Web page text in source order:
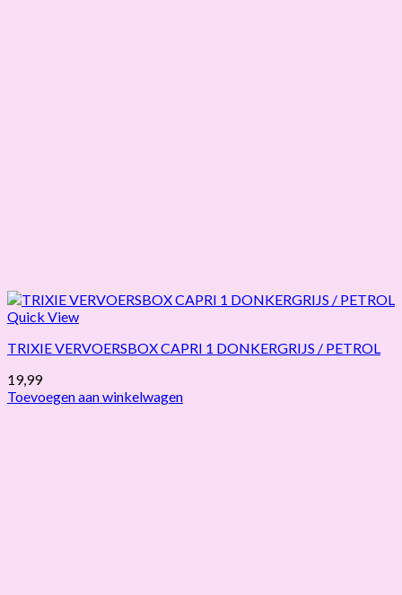
Quick View
TRIXIE VERVOERSBOX CAPRI 1 DONKERGRIJS / PETROL
19,99
Toevoegen aan winkelwagen